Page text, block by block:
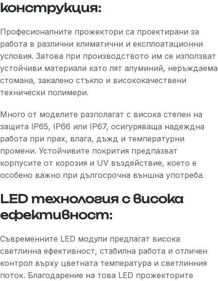
конструкция:
Професионалните прожектори са проектирани за
работа в различни климатични и експлоатационни
условия. Затова при производството им се използват
устойчиви материали като лят алуминий, неръждаема
стомана, закалено стъкло и висококачествени
технически полимери.
Много от моделите разполагат с висока степен на
защита IP65, IP66 или IP67, осигуряваща надеждна
работа при прах, влага, дъжд и температурни
промени. Устойчивите покрития предпазват
корпусите от корозия и UV въздействие, което е
особено важно при дългосрочна външна употреба.
LED технология с висока
ефективност:
Съвременните LED модули предлагат висока
светлинна ефективност, стабилна работа и отличен
контрол върху цветната температура и светлинния
поток. Благодарение на това LED прожекторите